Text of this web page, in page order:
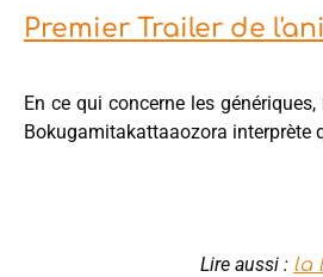
Premier Trailer de
En ce qui concerne les
Bokugamitakattaaozora interprète
Lire aussi : la